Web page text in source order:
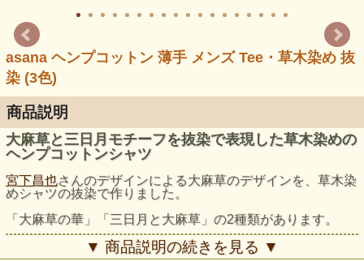
asana ヘンプコットン 薄手 メンズ Tee・草木染め 抜
染 (3色)
商品説明
大麻草と三日月モチーフを抜染で表現した草木染めの
ヘンプコットンシャツ
宮下昌也さんのデザインによる大麻草のデザインを、草木染
めシャツの抜染で作りました。
「大麻草の華」「三日月と大麻草」の2種類があります。
お好きな色と柄の組み合わせを選んでくださいね。
▼ 商品説明の続きを見る ▼